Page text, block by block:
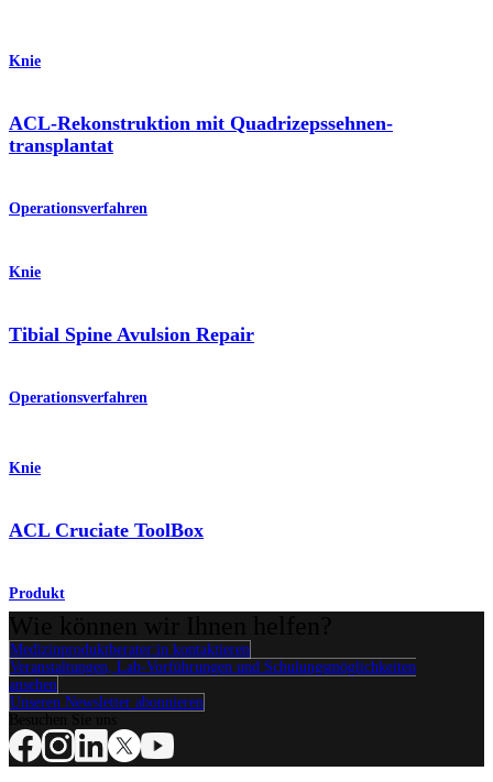
Knie
ACL-Rekonstruktion mit Quadrizepssehnen-
transplantat
Operationsverfahren
Knie
Tibial Spine Avulsion Repair
Operationsverfahren
Knie
ACL Cruciate ToolBox
Produkt
Medizinproduktberater:in kontaktieren
Veranstaltungen, Lab-Vorführungen und Schulungsmöglichkeiten
ansehen
Unseren Newsletter abonnieren